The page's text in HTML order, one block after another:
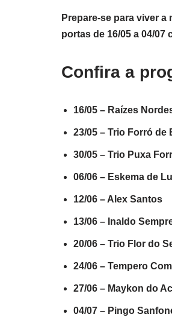
Prepare-se para viver
portas de 16/05 a 04/
Confira a
16/05 – Raízes
23/05 – Trio Forró de
30/05 – Trio Puxa
06/06 – Eskema de
12/06 – Alex Santos
13/06 – Inaldo
20/06 – Trio Flor do
24/06 – Tempero
27/06 – Maykon do
04/07 – Pingo